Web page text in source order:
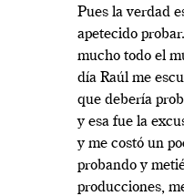
Pues la verdad
apetecido
mucho todo el
día Raúl me
que debería
y esa fue la
y me costó un
probando y
producciones,